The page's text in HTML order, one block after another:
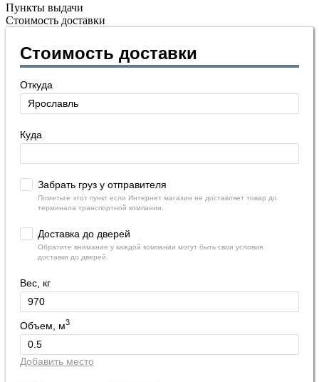
Пункты выдачи
Стоимость доставки
Стоимость доставки
Откуда
Куда
Забрать груз у отправителя
Пометьте этот пункт если Интернет магазин не доставляет товар до
терминала транспортной компании.
Доставка до дверей
Обратите внимание у каждой компании могут быть свои условия
доставки до дверей.
Вес, кг
Объем, м3
Добавить место